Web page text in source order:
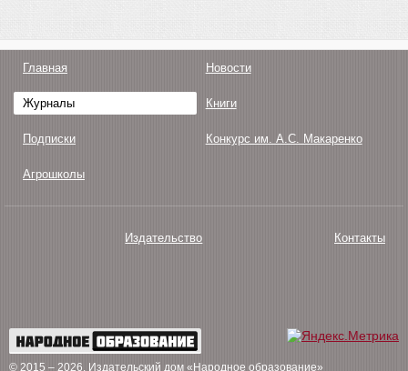
Главная Новости
Журналы Книги
Подписки Конкурс им. А.С. Макаренко
Агрошколы
Издательство Контакты
© 2015 – 2026. Издательский дом «Народное образование»